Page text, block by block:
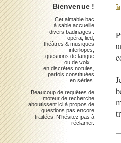
Bienvenue !
Cet aimable bac
à sable accueille
divers badinages :
opéra, lied,
théâtres & musiques
interlopes,
questions de langue
ou de voix...
en discrètes notules,
parfois constituées
en séries.
Beaucoup de requêtes de
moteur de recherche
aboutissent ici à propos de
questions pas encore
traitées. N'hésitez pas à
réclamer.